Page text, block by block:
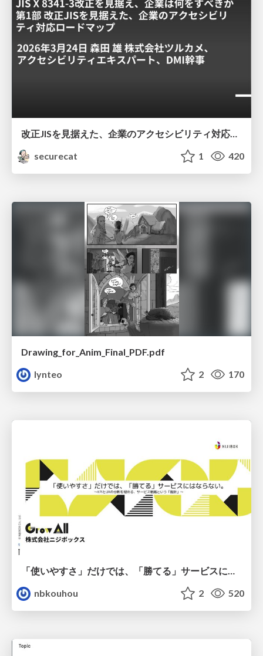
改正JISを見据えた、企業のアクセシビリティ対応ロードマップ
securecat
1 420
Drawing_for_Anim_Final_PDF.pdf
lynteo
2 170
「使いやすさ」だけでは、「勝てる」サービスにはならない。〜KPIとUXの分断を埋める、サービス戦略という「指針」〜
nbkouhou
2 520